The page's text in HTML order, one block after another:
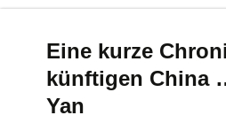
Eine kurze
künftigen China
Yan